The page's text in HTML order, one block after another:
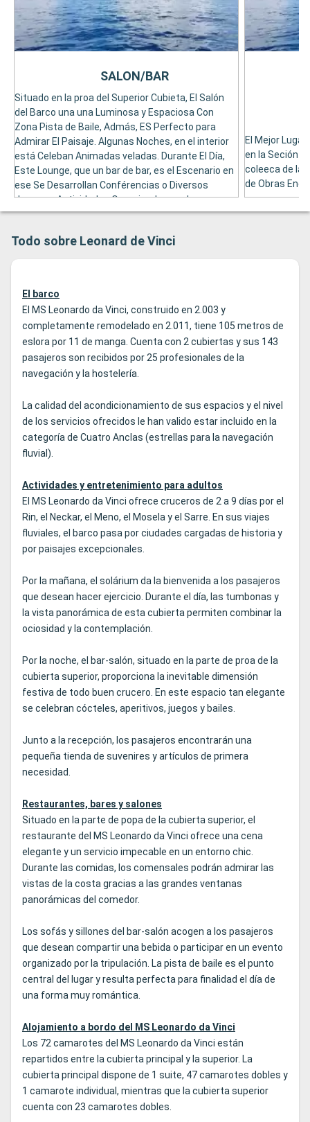
Situado en la proa del Superior Cubieta, El Salón
del Barco una una Luminosa y Espaciosa Con
Zona Pista de Baile, Admás, ES Perfecto para
Admirar El Paisaje. Algunas Noches, en el interior
está Celeban Animadas veladas. Durante El Día,
Este Lounge, que un bar de bar, es el Escenario en
ese Se Desarrollan Conférencias o Diversos
Juegos y Actividades Organizadas por Los
MiMbros de la Tripulación. General las
relaciones -relaciones con el crucero y los
SALON/BAR
El Mejor
en la Seción
coleeca de la
de Obras
Todo sobre Leonard de Vinci
El barco
El MS Leonardo da Vinci, construido en 2.003 y
completamente remodelado en 2.011, tiene 105 metros de
eslora por 11 de manga. Cuenta con 2 cubiertas y sus 143
pasajeros son recibidos por 25 profesionales de la
navegación y la hostelería.
La calidad del acondicionamiento de sus espacios y el nivel
de los servicios ofrecidos le han valido estar incluido en la
categoría de Cuatro Anclas (estrellas para la navegación
fluvial).
Actividades y entretenimiento para adultos
El MS Leonardo da Vinci ofrece cruceros de 2 a 9 días por el
Rin, el Neckar, el Meno, el Mosela y el Sarre. En sus viajes
fluviales, el barco pasa por ciudades cargadas de historia y
por paisajes excepcionales.
Por la mañana, el solárium da la bienvenida a los pasajeros
que desean hacer ejercicio. Durante el día, las tumbonas y
la vista panorámica de esta cubierta permiten combinar la
ociosidad y la contemplación.
Por la noche, el bar-salón, situado en la parte de proa de la
cubierta superior, proporciona la inevitable dimensión
festiva de todo buen crucero. En este espacio tan elegante
se celebran cócteles, aperitivos, juegos y bailes.
Junto a la recepción, los pasajeros encontrarán una
pequeña tienda de suvenires y artículos de primera
necesidad.
Restaurantes, bares y salones
Situado en la parte de popa de la cubierta superior, el
restaurante del MS Leonardo da Vinci ofrece una cena
elegante y un servicio impecable en un entorno chic.
Durante las comidas, los comensales podrán admirar las
vistas de la costa gracias a las grandes ventanas
panorámicas del comedor.
Los sofás y sillones del bar-salón acogen a los pasajeros
que desean compartir una bebida o participar en un evento
organizado por la tripulación. La pista de baile es el punto
central del lugar y resulta perfecta para finalidad el día de
una forma muy romántica.
Alojamiento a bordo del MS Leonardo da Vinci
Los 72 camarotes del MS Leonardo da Vinci están
repartidos entre la cubierta principal y la superior. La
cubierta principal dispone de 1 suite, 47 camarotes dobles y
1 camarote individual, mientras que la cubierta superior
cuenta con 23 camarotes dobles.